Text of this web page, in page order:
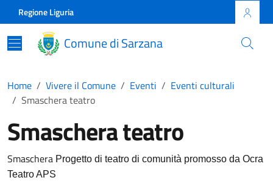
Skip to main content
Comune di Sarzana
Regione Liguria
Comune di Sarzana
Home Vivere il Comune Eventi
Eventi culturali
Smaschera teatro
Smaschera teatro
Smaschera Progetto di teatro di comunità promosso da Ocra
Teatro APS